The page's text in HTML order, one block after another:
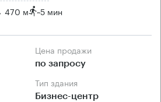
470 м ~5 мин
Цена продажи
по запросу
Тип здания
Бизнес-центр